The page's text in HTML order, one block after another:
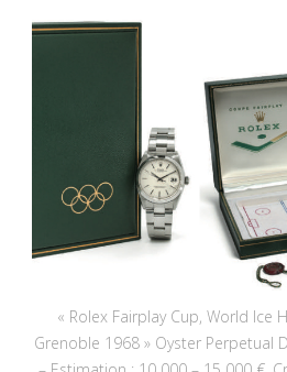
« Rolex Fairplay Cup, World Ice
Grenoble 1968 » Oyster Perpetual